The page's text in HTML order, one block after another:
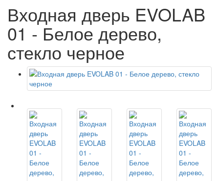
Входная дверь EVOLAB
01 - Белое дерево,
стекло черное